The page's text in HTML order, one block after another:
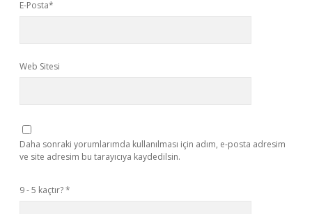
E-Posta*
Web Sitesi
Daha sonraki yorumlarımda kullanılması için adım, e-posta adresim
ve site adresim bu tarayıcıya kaydedilsin.
9 - 5 kaçtır?*